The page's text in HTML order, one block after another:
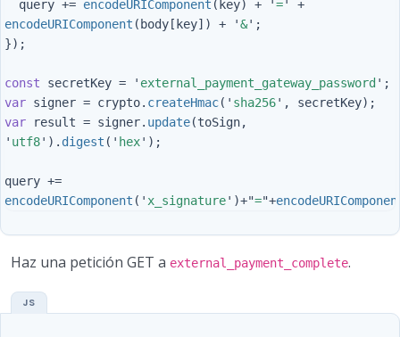
query += encodeURIComponent ( key) + '='
+
encodeURIComponent ( body [ key]) + '&' ;
});
const secretKey = ' external_payment_gateway_password ' ;
var signer = crypto. createHmac( ' sha256' , secretKey);
var
result = signer. update(toSign,
' utf8' ). digest ( ' hex' );
query +=
encodeURIComponent ( 'x_signature' )+"="+
Haz una petición GET a external_payment_complete.